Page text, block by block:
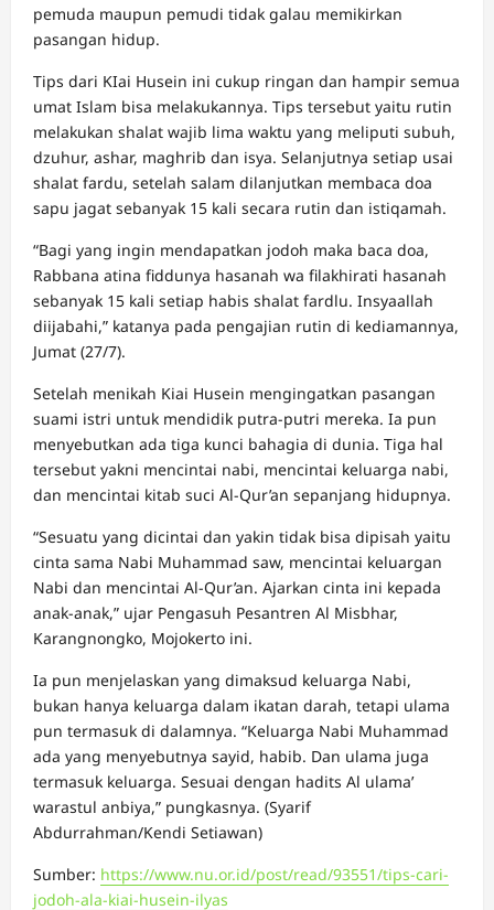
pemuda maupun pemudi tidak galau memikirkan
pasangan hidup.
Tips dari KIai Husein ini cukup ringan dan hampir semua
umat Islam bisa melakukannya. Tips tersebut yaitu rutin
melakukan shalat wajib lima waktu yang meliputi subuh,
dzuhur, ashar, maghrib dan isya. Selanjutnya setiap usai
shalat fardu, setelah salam dilanjutkan membaca doa
sapu jagat sebanyak 15 kali secara rutin dan istiqamah.
“Bagi yang ingin mendapatkan jodoh maka baca doa,
Rabbana atina fiddunya hasanah wa filakhirati hasanah
sebanyak 15 kali setiap habis shalat fardlu. Insyaallah
diijabahi,” katanya pada pengajian rutin di kediamannya,
Jumat (27/7).
Setelah menikah Kiai Husein mengingatkan pasangan
suami istri untuk mendidik putra-putri mereka. Ia pun
menyebutkan ada tiga kunci bahagia di dunia. Tiga hal
tersebut yakni mencintai nabi, mencintai keluarga nabi,
dan mencintai kitab suci Al-Qur’an sepanjang hidupnya.
“Sesuatu yang dicintai dan yakin tidak bisa dipisah yaitu
cinta sama Nabi Muhammad saw, mencintai keluargan
Nabi dan mencintai Al-Qur’an. Ajarkan cinta ini kepada
anak-anak,” ujar Pengasuh Pesantren Al Misbhar,
Karangnongko, Mojokerto ini.
Ia pun menjelaskan yang dimaksud keluarga Nabi,
bukan hanya keluarga dalam ikatan darah, tetapi ulama
pun termasuk di dalamnya. “Keluarga Nabi Muhammad
ada yang menyebutnya sayid, habib. Dan ulama juga
termasuk keluarga. Sesuai dengan hadits Al ulama’
warastul anbiya,” pungkasnya. (Syarif
Abdurrahman/Kendi Setiawan)
Sumber: https://www.nu.or.id/post/read/93551/tips-cari-
jodoh-ala-kiai-husein-ilyas